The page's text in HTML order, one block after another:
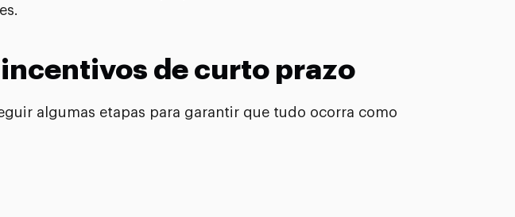
de curto prazo
algumas etapas para garantir que tudo ocorra como